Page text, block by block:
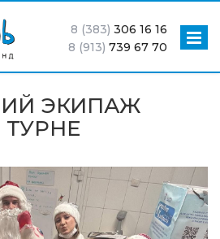
8 (383) 306 16 16
8 (913) 739 67 70
ЭКИПАЖ